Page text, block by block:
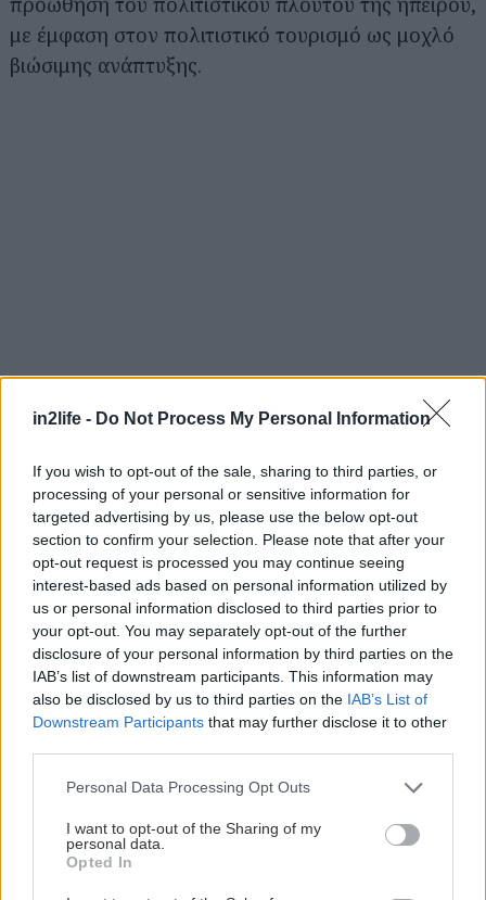
in2life - Do Not Process My Personal Information
If you wish to opt-out of the sale, sharing to third parties, or
processing of your personal or sensitive information for
targeted advertising by us, please use the below opt-out
section to confirm your selection. Please note that after your
opt-out request is processed you may continue seeing
interest-based ads based on personal information utilized by
us or personal information disclosed to third parties prior to
your opt-out. You may separately opt-out of the further
disclosure of your personal information by third parties on the
IAB’s list of downstream participants. This information may
also be disclosed by us to third parties on the IAB’s List of
Downstream Participants that may further disclose it to other
Please note that this website/app uses one or more Google
not limited to your visit or usage behaviour. You may click to
grant or deny consent to Google and its third-party tags to
use your data for below specified purposes in below Google
consent section.
Personal Data Processing Opt Outs
I want to opt-out of the Sharing of my
personal data.
Opted In
με έμφαση στον πολιτιστικό τουρισμό ως μοχλό
βιώσιμης ανάπτυξης.
Η φετινή επέτειος συμπίπτει με τα 70 χρόνια από
την υπογραφή της Ευρωπαϊκής Πολιτιστικής